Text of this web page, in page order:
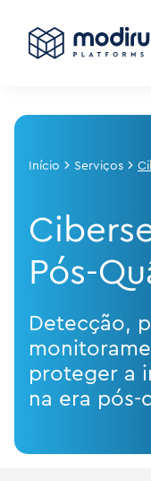
Início Serviços
Pós-
Detecção,
proteger a
na era pós-